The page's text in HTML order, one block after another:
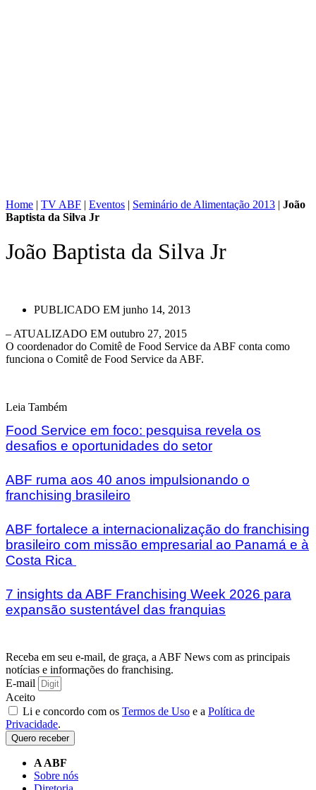
Home | TV ABF | Eventos | Seminário de Alimentação 2013 | João
Baptista da Silva Jr
João Baptista da Silva Jr
PUBLICADO EM junho 14, 2013
– ATUALIZADO EM outubro 27, 2015
O coordenador do Comitê de Food Service da ABF conta como
funciona o Comitê de Food Service da ABF.
Leia Também
Food Service em foco: pesquisa revela os
desafios e oportunidades do setor
ABF ruma aos 40 anos impulsionando o
franchising brasileiro
ABF fortalece a internacionalização do franchising
brasileiro com missão empresarial ao Panamá e à
Costa Rica
7 insights da ABF Franchising Week 2026 para
expansão sustentável das franquias
Receba em seu e-mail, de graça, a ABF News com as principais
notícias e informações do franchising.
E-mail
Aceito
Li e concordo com os Termos de Uso e a Política de
Privacidade.
Quero receber
A ABF
Sobre nós